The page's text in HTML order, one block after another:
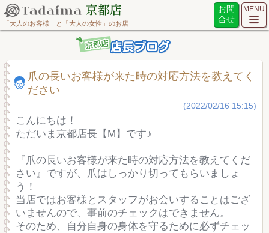
「大人のお客様」と「大人の女性」のお店
お問
合せ
MENU
爪の長いお客様が来た時の対応方法を教えてく
ださい
(2022/02/16 15:15)
こんにちは！
ただいま京都店長【M】です♪
『爪の長いお客様が来た時の対応方法を教えてくだ
さい』ですが、爪はしっかり切ってもらいましょ
う！
当店ではお客様とスタッフがお会いすることはござ
いませんので、事前のチェックはできません。
そのため、自分自身の身体を守るために必ずチェッ